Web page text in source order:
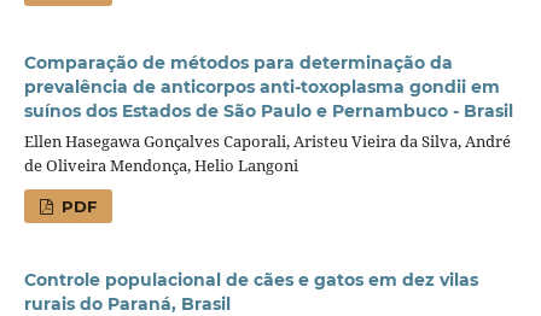
Comparação de métodos para determinação da
prevalência de anticorpos anti-toxoplasma gondii em
suínos dos Estados de São Paulo e Pernambuco - Brasil
Ellen Hasegawa Gonçalves Caporali, Aristeu Vieira da Silva, André
de Oliveira Mendonça, Helio Langoni
PDF
Controle populacional de cães e gatos em dez vilas
rurais do Paraná, Brasil